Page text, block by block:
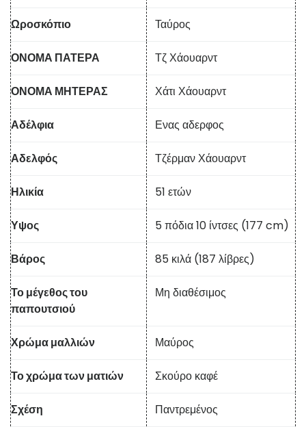
Ωροσκόπιο Ταύρος
ΟΝΟΜΑ ΠΑΤΕΡΑ Τζ Χάουαρντ
ΟΝΟΜΑ ΜΗΤΕΡΑΣ Χάτι Χάουαρντ
Αδέλφια Ενας αδερφος
Αδελφός Τζέρμαν Χάουαρντ
Ηλικία 51 ετών
Υψος 5 πόδια 10 ίντσες (177 cm)
Βάρος 85 κιλά (187 λίβρες)
Το μέγεθος του
παπουτσιού
Μη διαθέσιμος
Χρώμα μαλλιών Μαύρος
Το χρώμα των ματιών Σκούρο καφέ
Σχέση Παντρεμένος